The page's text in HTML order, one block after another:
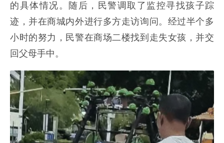
的具体情况。随后，民警调取了监控寻找孩子踪
迹，并在商城内外进行多方走访询问。经过半个多
小时的努力，民警在商场二楼找到走失女孩，并交
回父母手中。